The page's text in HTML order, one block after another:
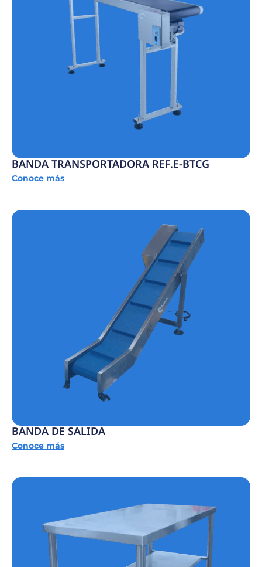
BANDA TRANSPORTADORA REF.E-BTCG
Conoce más
BANDA DE SALIDA
Conoce más